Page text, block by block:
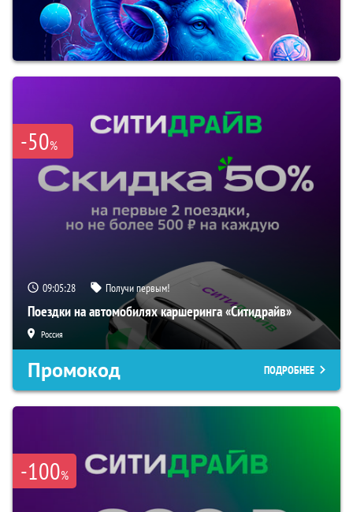
-50%
09:05:27 Получи первым!
Поездки на автомобилях каршеринга «Ситидрайв»
Россия
Промокод ПОДРОБНЕЕ
-100%